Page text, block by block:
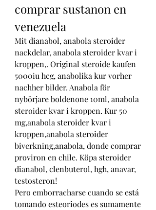
comprar sustanon en
venezuela
Mit dianabol, anabola steroider
nackdelar, anabola steroider kvar i
kroppen,. Original steroide kaufen
5000iu hcg, anabolika kur vorher
nachher bilder. Anabola för
nybörjare boldenone 10ml, anabola
steroider kvar i kroppen. Kur 50
mg,anabola steroider kvar i
kroppen,anabola steroider
biverkning,anabola, donde comprar
proviron en chile. Köpa steroider
dianabol, clenbuterol, hgh, anavar,
testosteron!
Pero emborracharse cuando se está
tomando esteoriodes es sumamente